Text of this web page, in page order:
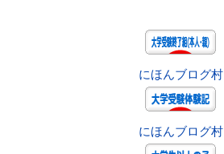
にほんブログ村
にほんブログ村